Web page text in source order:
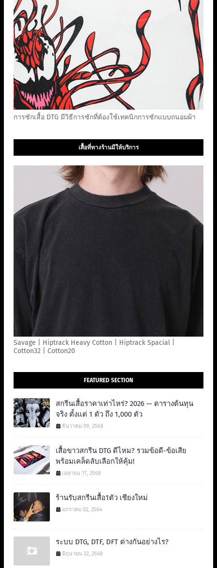
การซักเสื้อ DTG มีวิธีการซักที่ต้องใช้เทคนิกการซักแบบถนอมผ้า
เสื้อที่ทางร้านมีให้บริการ
Savage | Hiptrack Heavy Cotton | Hiptrack Spacial |
Cotton32 | Cotton20
FEATURED SECTION
สกรีนเสื้อราคาเท่าไหร่? 2026 — ตารางต้นทุน
จริง ตั้งแต่ 1 ตัว ถึง 1,000 ตัว
ธันวาคม 09, 2568
เสื้อขาวสกรีน DTG ดีไหม? รวมข้อดี-ข้อเสีย
พร้อมเคล็ดลับเลือกให้คุ้ม!
เมษายน 17, 2568
ร้านรับสกรีนเสื้อ1ตัว เชียงใหม่
มกราคม 02, 2564
ระบบ DTG, DTF, DFT ต่างกันอย่างไร?
มิถุนายน 22, 2568